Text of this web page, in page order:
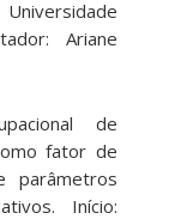
Ariane
de
fator de
parâmetros
Início: